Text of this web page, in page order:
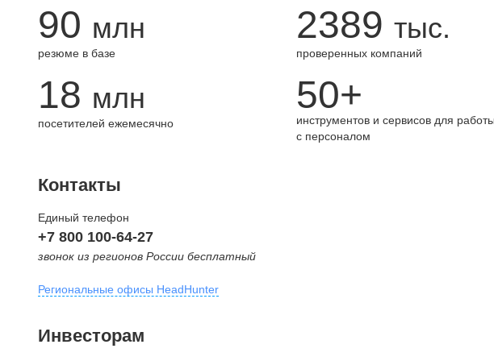
90 млн
резюме в базе
2389 тыс.
проверенных компаний
18 млн
посетителей ежемесячно
50+
инструментов и сервисов для работы
с персоналом
Контакты
Единый телефон
+7 800 100-64-27
звонок из регионов России бесплатный
Региональные офисы HeadHunter
внутригородская территория
Инвесторам